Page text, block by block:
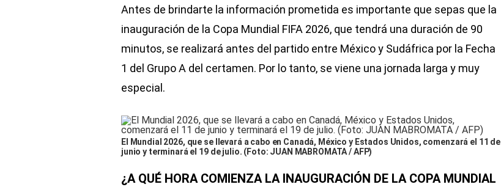
Antes de brindarte la información prometida es importante que sepas que la
inauguración de la Copa Mundial FIFA 2026, que tendrá una duración de 90
minutos, se realizará antes del partido entre México y Sudáfrica por la Fecha
1 del Grupo A del certamen. Por lo tanto, se viene una jornada larga y muy
especial.
El Mundial 2026, que se llevará a cabo en Canadá, México y Estados Unidos, comenzará el 11 de
junio y terminará el 19 de julio. (Foto: JUAN MABROMATA / AFP)
¿A QUÉ HORA COMIENZA LA INAUGURACIÓN DE LA COPA MUNDIAL